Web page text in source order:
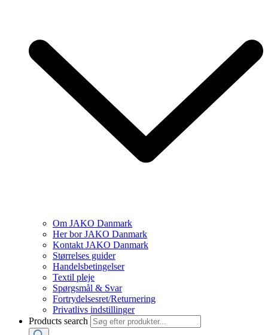
Om JAKO Danmark
Her bor JAKO Danmark
Kontakt JAKO Danmark
Størrelses guider
Handelsbetingelser
Textil pleje
Spørgsmål & Svar
Fortrydelsesret/Returnering
Privatlivs indstillinger
Products search